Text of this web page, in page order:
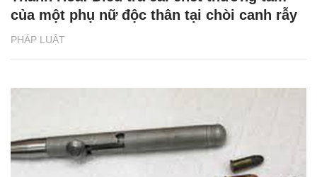
PHÁP LUẬT
của một phụ nữ độc thân tại chòi canh rẫy